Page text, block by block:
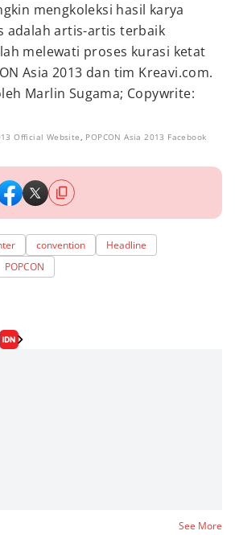
mengkoleksi hasil karya
adalah artis-artis terbaik
melewati proses kurasi ketat
Asia 2013 dan tim Kreavi.com.
Marlin Sugama; Copywrite:
Official Website, POPCON Asia 2013 Facebook
convention
Headline
POPCON
See More